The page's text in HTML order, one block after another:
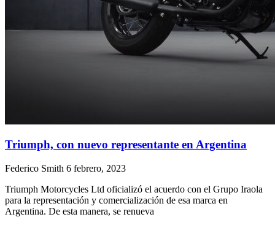
Triumph, con nuevo representante en Argentina
Federico Smith 6 febrero, 2023
Triumph Motorcycles Ltd oficializó el acuerdo con el Grupo Iraola
para la representación y comercialización de esa marca en
Argentina. De esta manera, se renueva